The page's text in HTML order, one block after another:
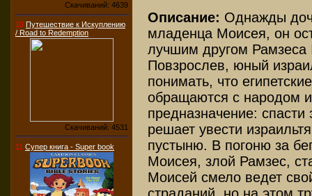
Скачиваний: 4639
10 Путешествие к Искуплению
/ Road to Redemption
Скачиваний: 4531
11 Супер книга - Super book
Описание: Однажды
младенца Моисея, он
лучшим другом Рамзеса
Повзрослев, юный
понимать, что
обращаются с народом
предназначение:
решает увести
пустыню. В погоню за
Моисея, злой Рамзес,
Моисей смело ведет